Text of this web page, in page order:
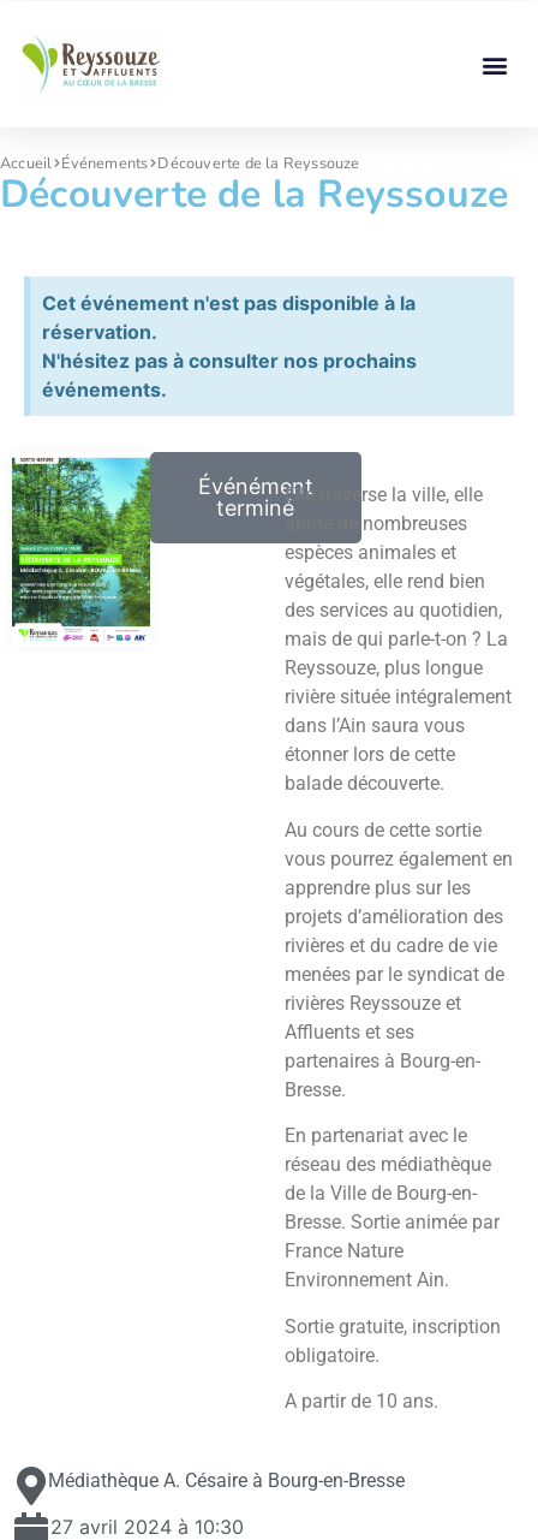
Accueil Événements Découverte de la Reyssouze
Découverte de la Reyssouze
Cet événement n'est pas disponible à la
réservation.
N'hésitez pas à consulter nos prochains
événements.
Événément
terminé
Elle traverse la ville, elle
abrite de nombreuses
espèces animales et
végétales, elle rend bien
des services au quotidien,
mais de qui parle-t-on ? La
Reyssouze, plus longue
rivière située intégralement
dans l’Ain saura vous
étonner lors de cette
balade découverte.
Au cours de cette sortie
vous pourrez également en
apprendre plus sur les
projets d’amélioration des
rivières et du cadre de vie
menées par le syndicat de
rivières Reyssouze et
Affluents et ses
partenaires à Bourg-en-
Bresse.
En partenariat avec le
réseau des médiathèque
de la Ville de Bourg-en-
Bresse. Sortie animée par
France Nature
Environnement Ain.
Sortie gratuite, inscription
obligatoire.
A partir de 10 ans.
Médiathèque A. Césaire à Bourg-en-Bresse
27 avril 2024 à 10:30